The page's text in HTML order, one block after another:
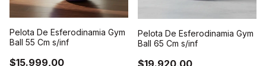
Pelota De Esferodinamia Gym
Ball 55 Cm s/inf
$15.999,00
Pelota De Esferodinamia Gym
Ball 65 Cm s/inf